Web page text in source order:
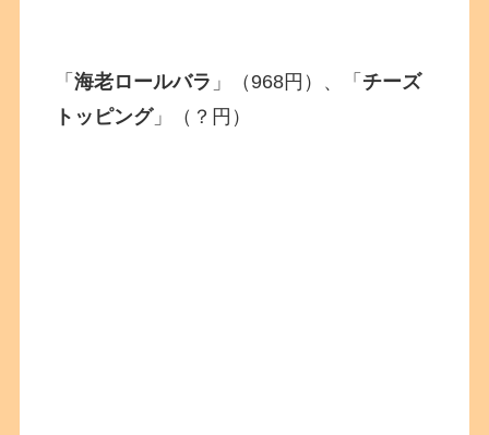
「海老ロールバラ 」（968円）、「 チーズ
トッピング」（？円）